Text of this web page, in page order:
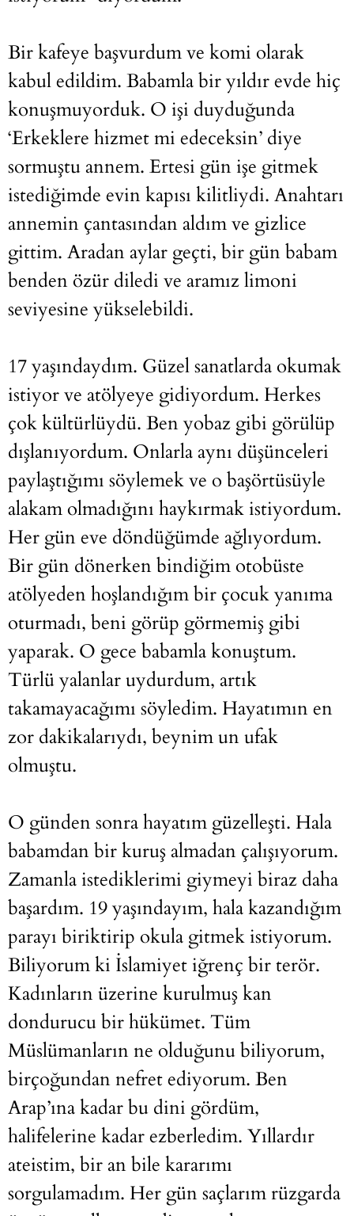
Bir kafeye başvurdum ve komi olarak
kabul edildim. Babamla bir yıldır evde hiç
konuşmuyorduk. O işi duyduğunda
‘Erkeklere hizmet mi edeceksin’ diye
sormuştu annem. Ertesi gün işe gitmek
istediğimde evin kapısı kilitliydi. Anahtarı
annemin çantasından aldım ve gizlice
gittim. Aradan aylar geçti, bir gün babam
benden özür diledi ve aramız limoni
seviyesine yükselebildi.
17 yaşındaydım. Güzel sanatlarda okumak
istiyor ve atölyeye gidiyordum. Herkes
çok kültürlüydü. Ben yobaz gibi görülüp
dışlanıyordum. Onlarla aynı düşünceleri
paylaştığımı söylemek ve o başörtüsüyle
alakam olmadığını haykırmak istiyordum.
Her gün eve döndüğümde ağlıyordum.
Bir gün dönerken bindiğim otobüste
atölyeden hoşlandığım bir çocuk yanıma
oturmadı, beni görüp görmemiş gibi
yaparak. O gece babamla konuştum.
Türlü yalanlar uydurdum, artık
takamayacağımı söyledim. Hayatımın en
zor dakikalarıydı, beynim un ufak
olmuştu.
O günden sonra hayatım güzelleşti. Hala
babamdan bir kuruş almadan çalışıyorum.
Zamanla istediklerimi giymeyi biraz daha
başardım. 19 yaşındayım, hala kazandığım
parayı biriktirip okula gitmek istiyorum.
Biliyorum ki İslamiyet iğrenç bir terör.
Kadınların üzerine kurulmuş kan
dondurucu bir hükümet. Tüm
Müslümanların ne olduğunu biliyorum,
birçoğundan nefret ediyorum. Ben
Arap’ına kadar bu dini gördüm,
halifelerine kadar ezberledim. Yıllardır
ateistim, bir an bile kararımı
sorgulamadım. Her gün saçlarım rüzgarda